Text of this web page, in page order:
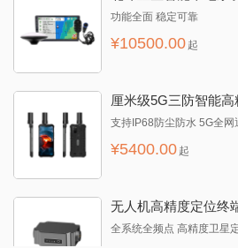
功能全面 稳定可靠
¥10500.00 起
厘米级5G三防智能
支持IP68防尘防水 5G全网
¥5400.00 起
无人机高精度定位终
全系统全频点 高精度卫星